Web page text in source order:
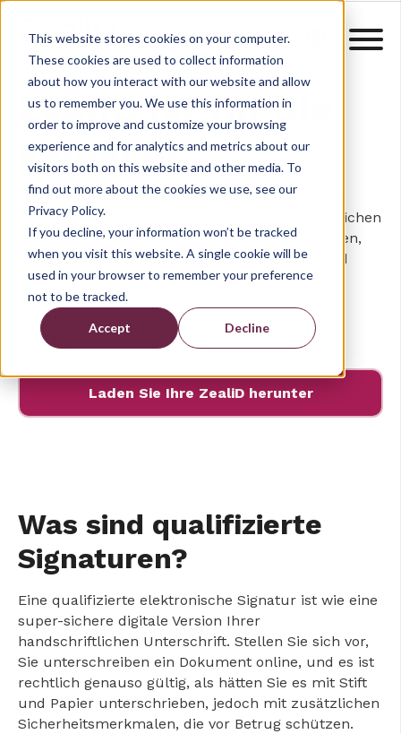
This website stores cookies on your computer.
These cookies are used to collect information
about how you interact with our website and allow
us to remember you. We use this information in
order to improve and customize your browsing
experience and for analytics and metrics about our
visitors both on this website and other media. To
find out more about the cookies we use, see our
Privacy Policy.
If you decline, your information won’t be tracked
when you visit this website. A single cookie will be
used in your browser to remember your preference
not to be tracked.
Accept Decline
ZealiD ist für Sie
gemacht
Holen Sie sich Ihre eigene digitale Identität und
Signatur. Gültig vor allen Gerichten und öffentlichen
Behörden in den EU-Mitgliedstaaten. Registrieren,
anmelden und Verträge mit der ZealiD App und
my.zealid.comunterschreiben.
Touch oder Face ID
Akzeptiert in der gesamten EU
Laden Sie Ihre ZealiD herunter
Was sind qualifizierte
Signaturen?
Eine qualifizierte elektronische Signatur ist wie eine
super-sichere digitale Version Ihrer
handschriftlichen Unterschrift. Stellen Sie sich vor,
Sie unterschreiben ein Dokument online, und es ist
rechtlich genauso gültig, als hätten Sie es mit Stift
und Papier unterschrieben, jedoch mit zusätzlichen
Sicherheitsmerkmalen, die vor Betrug schützen.